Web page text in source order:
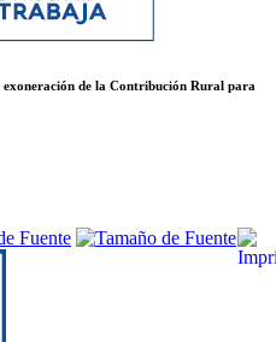
exoneración de la Contribución Rural para